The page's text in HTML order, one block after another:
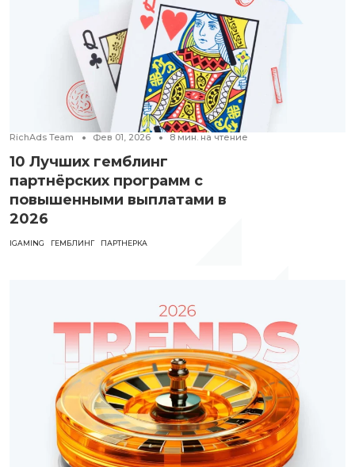
RichAds Team Фев 01, 2026 8 мин. на чтение
10 Лучших гемблинг
партнёрских программ с
повышенными выплатами в
2026
IGAMING ГЕМБЛИНГ ПАРТНЕРКА